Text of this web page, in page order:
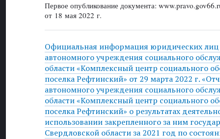
Первое опубликование документа:
от 18 мая 2022 г.
Официальная информация юридических лиц
автономного учреждения социального
области «Комплексный центр социального
поселка Рефтинский» от 29 марта 2022 г.
автономного учреждения социального
области «Комплексный центр социального
поселка Рефтинский» о результатах
использовании закрепленного за ним
Свердловской области за 2021 год по